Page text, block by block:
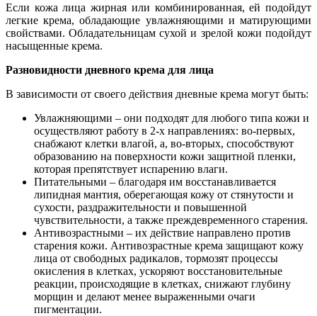
Если кожа лица жирная или комбинированная, ей подойдут
легкие крема, обладающие увлажняющими и матирующими
свойствами. Обладательницам сухой и зрелой кожи подойдут
насыщенные крема.
Разновидности дневного крема для лица
В зависимости от своего действия дневные крема могут быть:
Увлажняющими – они подходят для любого типа кожи и
осуществляют работу в 2-х направлениях: во-первых,
снабжают клетки влагой, а, во-вторых, способствуют
образованию на поверхности кожи защитной пленки,
которая препятствует испарению влаги.
Питательными – благодаря им восстанавливается
липидная мантия, оберегающая кожу от стянутости и
сухости, раздражительности и повышенной
чувствительности, а также преждевременного старения.
Антивозрастными – их действие направлено против
старения кожи. Антивозрастные крема защищают кожу
лица от свободных радикалов, тормозят процессы
окисления в клетках, ускоряют восстановительные
реакции, происходящие в клетках, снижают глубину
морщин и делают менее выраженными очаги
пигментации.